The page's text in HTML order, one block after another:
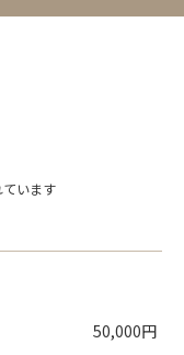
います
9,980円